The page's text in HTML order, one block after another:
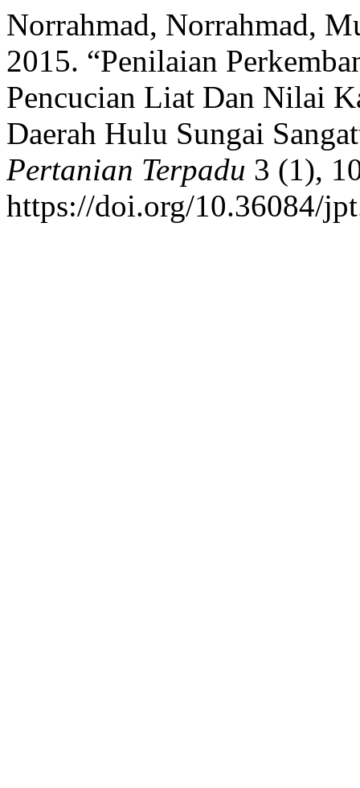
Norrahmad, Norrahmad,
2015. “Penilaian
Pencucian Liat Dan Nilai
Daerah Hulu Sungai
Pertanian Terpadu 3 (1),
https://doi.org/10.36084/